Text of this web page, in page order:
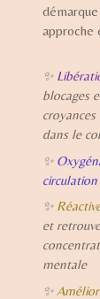
approche
✨
blocages
croyances
dans le
✨
circulation
✨
et
mentale
✨